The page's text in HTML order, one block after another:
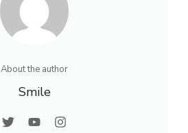
About the author
Smile